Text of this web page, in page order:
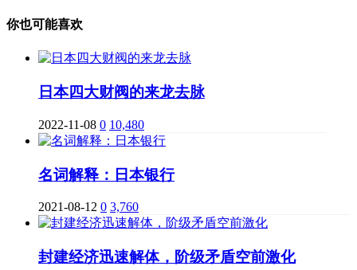
你也可能喜欢
日本四大财阀的来龙去脉
2022-11-08 0 10,480
名词解释：日本银行
2021-08-12 0 3,760
封建经济迅速解体，阶级矛盾空前激化